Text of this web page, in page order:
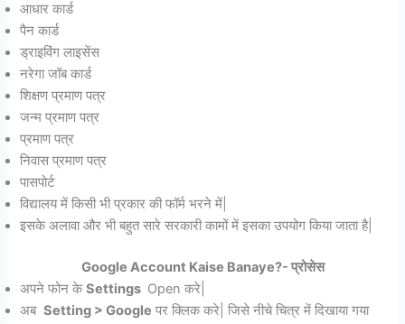
आधार कार्ड
पैन कार्ड
ड्राइविंग लाइसेंस
नरेगा जॉब कार्ड
शिक्षण प्रमाण पत्र
जन्म प्रमाण पत्र
प्रमाण पत्र
निवास प्रमाण पत्र
पासपोर्ट
विद्यालय में किसी भी प्रकार की फॉर्म भरने में|
इसके अलावा और भी बहुत सारे सरकारी कामों में इसका उपयोग किया जाता है|
Google Account Kaise Banaye?- प्रोसेस
अपने फोन केSettings Open करे|
अबSetting > Google पर क्लिक करे| जिसे नीचे चित्र में दिखाया गया